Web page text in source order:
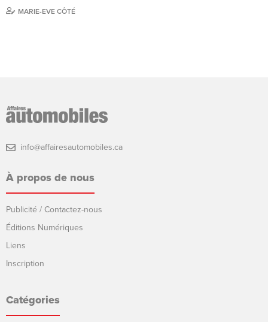
MARIE-EVE CÔTÉ
info@affairesautomobiles.ca
À propos de nous
Publicité / Contactez-nous
Éditions Numériques
Liens
Inscription
Catégories